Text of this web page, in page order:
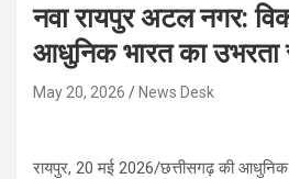
नवा रायपुर अटल नगर:
आधुनिक भारत का उभरता
May 20, 2026 News Desk
रायपुर, 20 मई 2026/छत्तीसगढ़ की आधुनिक